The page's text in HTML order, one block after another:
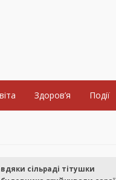
Здоров’я Події
сільраді тітушки